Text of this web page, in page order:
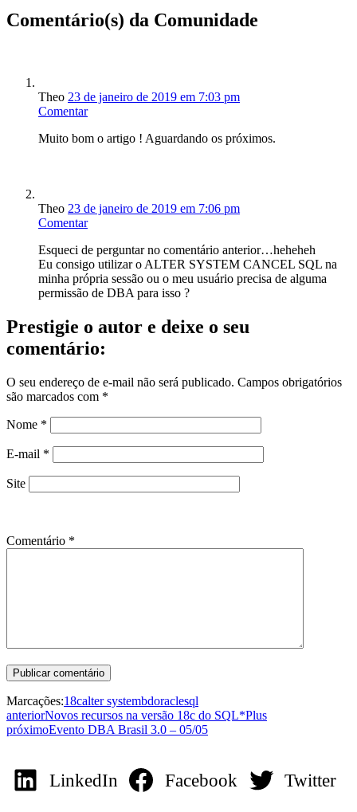
Comentário(s) da Comunidade
Theo 23 de janeiro de 2019 em 7:03 pm
Comentar
Muito bom o artigo ! Aguardando os próximos.
Theo 23 de janeiro de 2019 em 7:06 pm
Comentar
Esqueci de perguntar no comentário anterior…heheheh
Eu consigo utilizar o ALTER SYSTEM CANCEL SQL na
minha própria sessão ou o meu usuário precisa de alguma
permissão de DBA para isso ?
Prestigie o autor e deixe o seu
comentário:
O seu endereço de e-mail não será publicado. Campos obrigatórios
são marcados com *
Nome *
E-mail *
Site
Comentário *
Marcações:18calter systembdoraclesql
anteriorNovos recursos na versão 18c do SQL*Plus
próximoEvento DBA Brasil 3.0 – 05/05
LinkedIn Facebook Twitter